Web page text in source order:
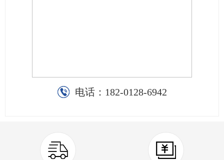
电话： 182-0128-6942